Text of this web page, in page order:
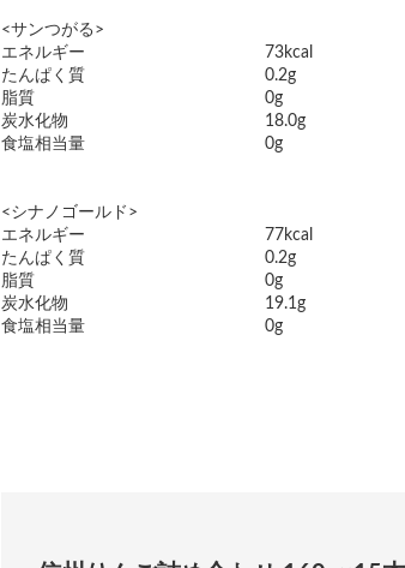
<サンつがる>
エネルギー
73kcal
たんぱく質
0.2g
脂質
0g
炭水化物
18.0g
食塩相当量
0g
<シナノゴールド>
エネルギー
77kcal
たんぱく質
0.2g
脂質
0g
炭水化物
19.1g
食塩相当量
0g